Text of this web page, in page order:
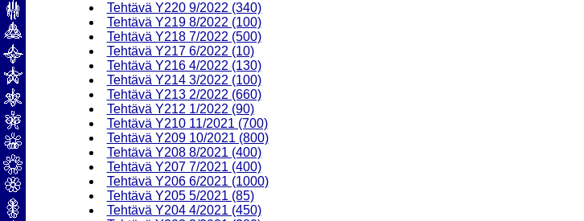
Tehtävä Y220 9/2022 (340)
Tehtävä Y219 8/2022 (100)
Tehtävä Y218 7/2022 (500)
Tehtävä Y217 6/2022 (10)
Tehtävä Y216 4/2022 (130)
Tehtävä Y214 3/2022 (100)
Tehtävä Y213 2/2022 (660)
Tehtävä Y212 1/2022 (90)
Tehtävä Y210 11/2021 (700)
Tehtävä Y209 10/2021 (800)
Tehtävä Y208 8/2021 (400)
Tehtävä Y207 7/2021 (400)
Tehtävä Y206 6/2021 (1000)
Tehtävä Y205 5/2021 (85)
Tehtävä Y204 4/2021 (450)